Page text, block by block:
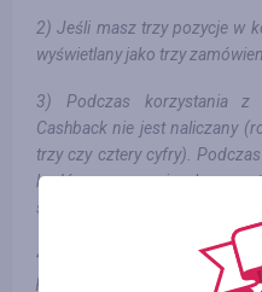
2) Jeśli masz trzy pozycje w
wyświetlany jako trzy
3) Podczas korzystania z
Cashback nie jest naliczany
trzy czy cztery cyfry).
kodów promocyjnych ze
sprawnie.
4) Żeby otrzymać
przed każdym zamówieniem.